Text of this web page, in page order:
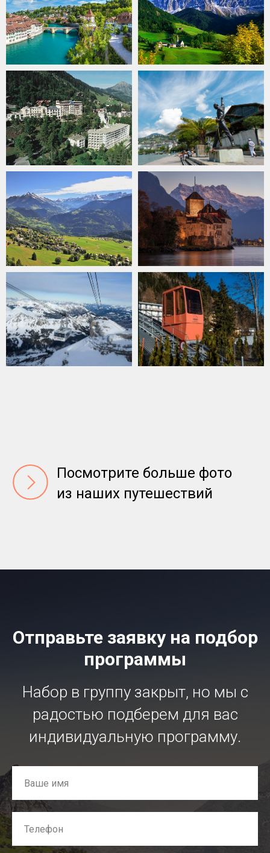
Посмотрите больше фото
из наших путешествий
Отправьте заявку на подбор
программы
Набор в группу закрыт, но мы с
радостью подберем для вас
индивидуальную программу.